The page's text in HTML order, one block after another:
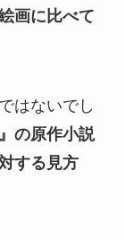
画に比べて
はないでし
の原作小説
する見方